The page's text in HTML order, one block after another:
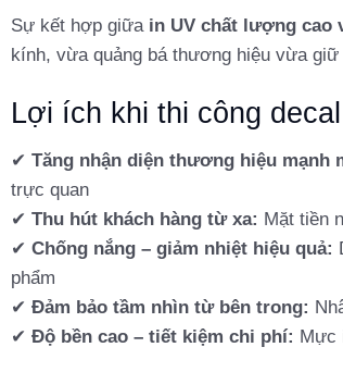
Sự kết hợp giữa in UV chất lượng cao
kính, vừa quảng bá thương hiệu vừa
Lợi ích khi thi công
✔ Tăng nhận diện thương hiệu mạnh
trực quan
✔ Thu hút khách hàng từ xa: Mặt tiền
✔ Chống nắng – giảm nhiệt hiệu quả:
phẩm
✔ Đảm bảo tầm nhìn từ bên trong:
✔ Độ bền cao – tiết kiệm chi phí: Mực